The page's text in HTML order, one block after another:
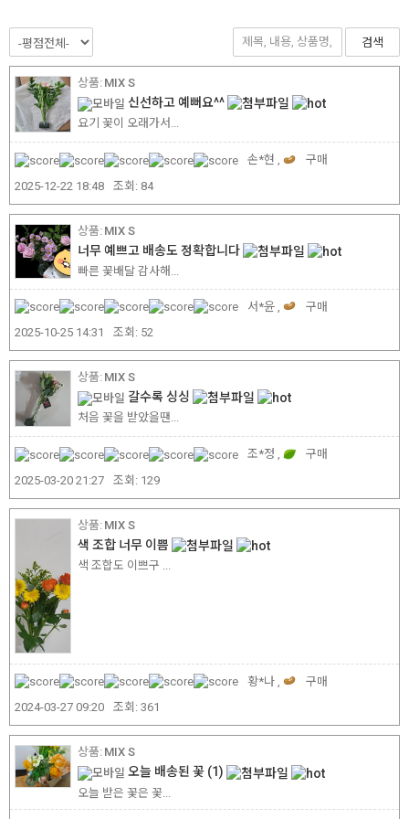
검색
MIX S
신선하고 예뻐요^^
요기 꽃이 오래가서...
손*현 ,
구매
2025-12-22 18:48
조회: 84
MIX S
너무 예쁘고 배송도 정확합니다
빠른 꽃배달 감사해...
서*윤 ,
구매
2025-10-25 14:31
조회: 52
MIX S
갈수록 싱싱
처음 꽃을 받았을땐...
조*정 ,
구매
2025-03-20 21:27
조회: 129
MIX S
색 조합 너무 이쁨
색 조합도 이쁘구 ...
황*나 ,
구매
2024-03-27 09:20
조회: 361
MIX S
오늘 배송된 꽃 (1)
오늘 받은 꽃은 꽃...